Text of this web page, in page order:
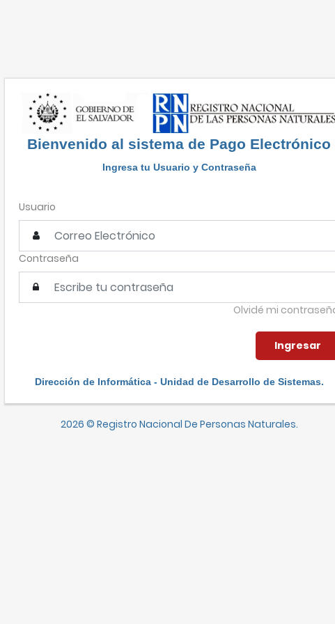
Bienvenido al sistema de Pago Electrónico
Ingresa tu Usuario y Contraseña
Usuario
Contraseña
Olvidé mi
Dirección de Informática - Unidad de Desarrollo de Sistemas.
2026 © Registro Nacional De Personas Naturales.